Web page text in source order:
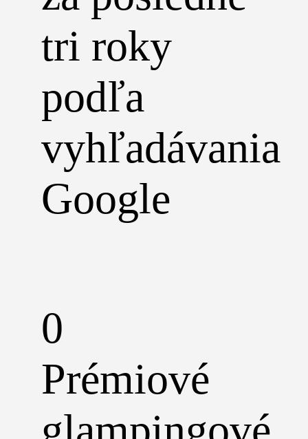
tri roky
podľa
vyhľadávania
Google
0
Prémiové